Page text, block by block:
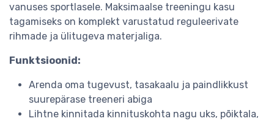
vanuses sportlasele. Maksimaalse treeningu kasu
tagamiseks on komplekt varustatud reguleerivate
rihmade ja ülitugeva materjaliga.
Funktsioonid:
Arenda oma tugevust, tasakaalu ja paindlikkust
suurepärase treeneri abiga
Lihtne kinnitada kinnituskohta nagu uks, põiktala,